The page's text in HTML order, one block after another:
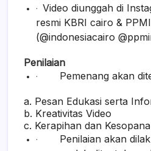
· Video diunggah di
resmi KBRI cairo &
(@indonesiacairo
Penilaian
· Pemenang akan
a. Pesan Edukasi serta
b. Kreativitas Video
c. Kerapihan dan
·
Penilaian akan